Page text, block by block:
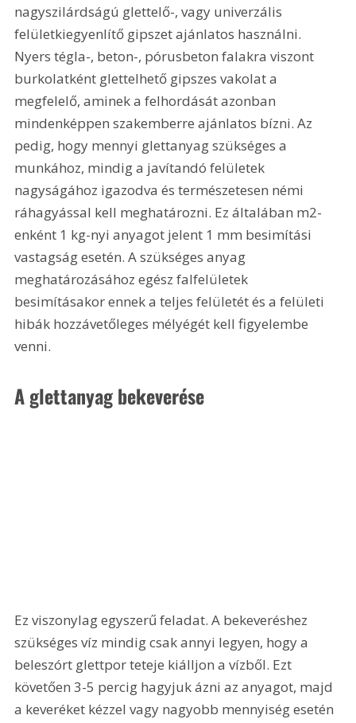
nagyszilárdságú glettelő-, vagy univerzális
felületkiegyenlítő gipszet ajánlatos használni.
Nyers tégla-, beton-, pórusbeton falakra viszont
burkolatként glettelhető gipszes vakolat a
megfelelő, aminek a felhordását azonban
mindenképpen szakemberre ajánlatos bízni. Az
pedig, hogy mennyi glettanyag szükséges a
munkához, mindig a javítandó felületek
nagyságához igazodva és természetesen némi
ráhagyással kell meghatározni. Ez általában m2-
enként 1 kg-nyi anyagot jelent 1 mm besimítási
vastagság esetén. A szükséges anyag
meghatározásához egész falfelületek
besimításakor ennek a teljes felületét és a felületi
hibák hozzávetőleges mélyégét kell figyelembe
venni.
A glettanyag bekeverése
Ez viszonylag egyszerű feladat. A bekeveréshez
szükséges víz mindig csak annyi legyen, hogy a
beleszórt glettpor teteje kiálljon a vízből. Ezt
követően 3-5 percig hagyjuk ázni az anyagot, majd
a keveréket kézzel vagy nagyobb mennyiség esetén